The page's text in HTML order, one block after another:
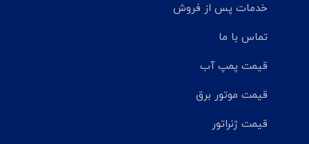
خدمات پس از فروش
تماس با ما
قیمت پمپ آب
قیمت موتور برق
قیمت ژنراتور